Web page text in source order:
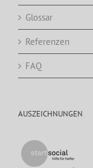
Glossar
Referenzen
FAQ
AUSZEICHNUNGEN